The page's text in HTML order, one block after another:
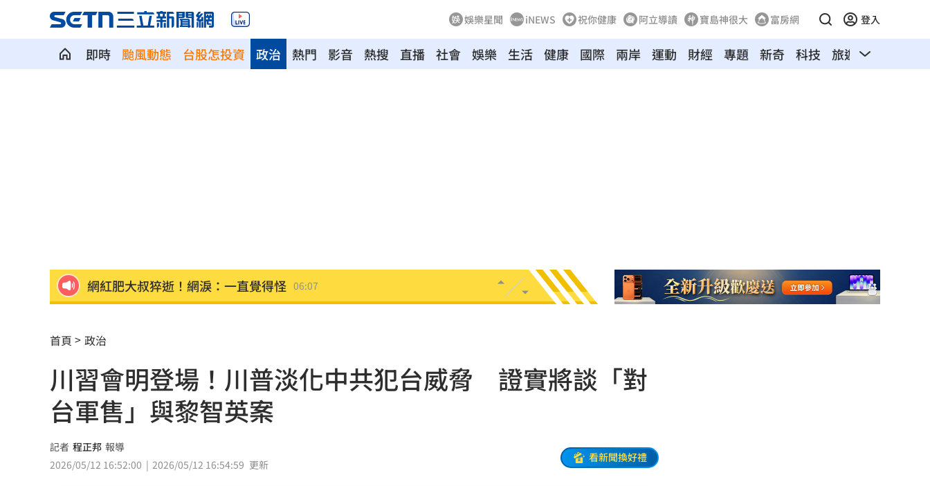
娛樂星聞 iNEWS 祝你健康 阿立導讀 寶島神很大 富房網 登入
即時 颱風動態 台股怎投資 熱門 影音 熱搜 直播
政治 社會 娛樂 生活 健康 國際 兩岸 運動 財經 專題 新奇 科技 旅遊 汽車
網紅肥大叔猝逝！網淚：一直覺得怪 06:07
「這10檔」領漲狂飆！海外ETF反攻
19歲男上國道「離奇火燒車」3人急逃保命 06:04
詐慈濟10.6億住豪宅 女律師豪奢生活曝光
避開財務盲點！學會跟家人談錢！
女律師為何騙到慈濟10億？李怡貞驚揭身分
首頁 政治
川習會明登場！川普淡化中共犯台威脅 證實將談「對
台軍售」與黎智英案
記者 程正邦 報導
2026/05/12 16:52:00
2026/05/12 16:54:59 更新
看新聞換好禮